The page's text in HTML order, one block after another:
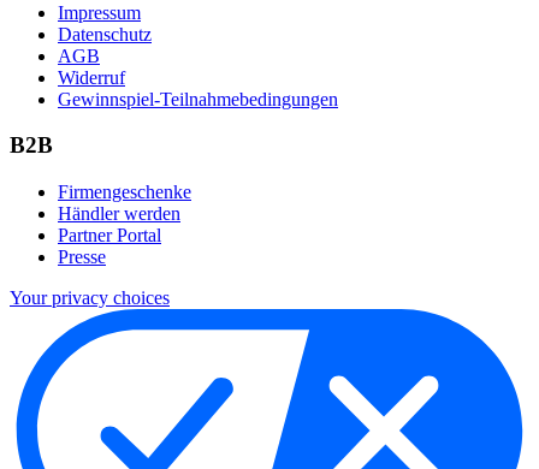
Impressum
Datenschutz
AGB
Widerruf
Gewinnspiel-Teilnahmebedingungen
B2B
Firmengeschenke
Händler werden
Partner Portal
Presse
Your privacy choices